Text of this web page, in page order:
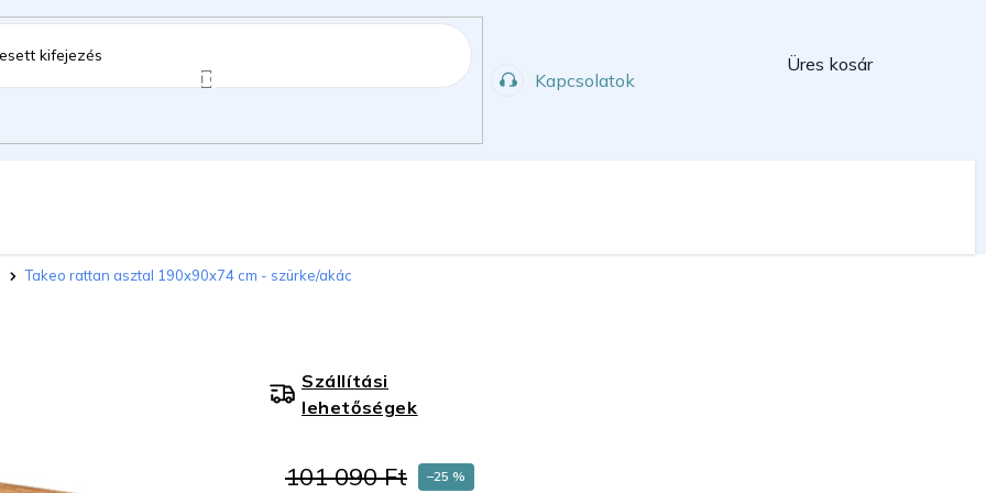
Kapcsolatok
Kosár
Üres kosár
Takeo rattan asztal 190x90x74 cm - szürke/akác
101 090 Ft –25 %
Szállítási
lehetőségek